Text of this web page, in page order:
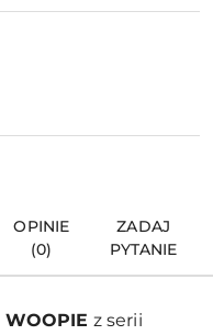
OPINIE
(0)
ZADAJ
PYTANIE
WOOPIE z serii